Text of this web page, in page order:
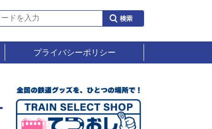
プライバシーポリシー